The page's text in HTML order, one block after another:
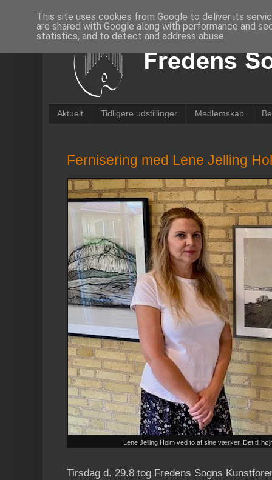
Aktuelt Tidligere udstillinger Medlemskab
Fernisering med Lene Jelling
Lene Jelling Holm ved to af sine værker. Det til
Tirsdag d. 29.8 tog Fredens Sogns
This site uses cookies from Google to deliver its
are shared with Google along with performance and
statistics, and to detect and address abuse.